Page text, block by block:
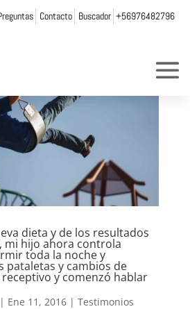
Contacto Buscador +56976482796
dieta y de los resultados
mi hijo ahora controla
toda la noche y
pataletas y cambios de
y comenzó hablar
| Ene 11, 2016| Testimonios